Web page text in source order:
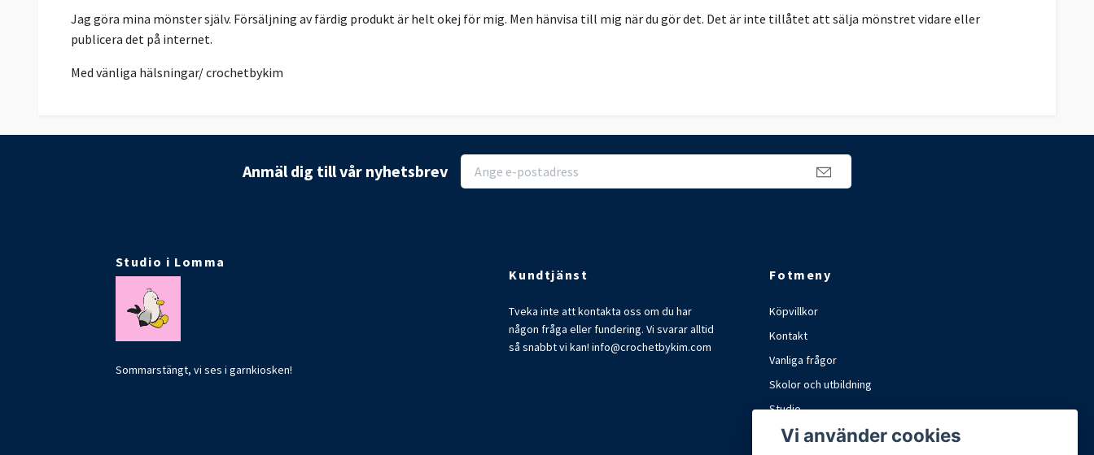
Jag göra mina mönster själv. Försäljning av färdig produkt är helt okej för mig. Men hänvisa till mig när du gör det. Det är inte tillåtet att sälja mönstret vidare eller
publicera det på internet.
Med vänliga hälsningar/ crochetbykim
Anmäl dig till vår nyhetsbrev
Studio i Lomma
Sommarstängt, vi ses i garnkiosken!
Kundtjänst
Tveka inte att kontakta oss om du har
någon fråga eller fundering. Vi svarar alltid
så snabbt vi kan!info@crochetbykim.com
Fotmeny
Köpvillkor
Kontakt
Vanliga frågor
Skolor och utbildning
Studio
Marknader och mässor
Vi använder cookies